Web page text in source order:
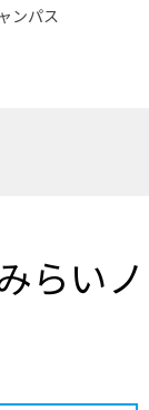
ンパス
らいノ